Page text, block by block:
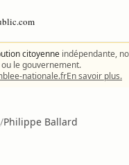
citoyenne indépendante,
le gouvernement.
nationale.frEn savoir plus.
/Philippe Ballard